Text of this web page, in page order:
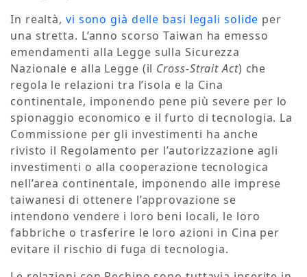
In realtà, vi sono già delle basi legali solide per
una stretta. L’anno scorso Taiwan ha emesso
emendamenti alla Legge sulla Sicurezza
Nazionale e alla Legge (il Cross-Strait Act) che
regola le relazioni tra l’isola e la Cina
continentale, imponendo pene più severe per lo
spionaggio economico e il furto di tecnologia. La
Commissione per gli investimenti ha anche
rivisto il Regolamento per l’autorizzazione agli
investimenti o alla cooperazione tecnologica
nell’area continentale, imponendo alle imprese
taiwanesi di ottenere l’approvazione se
intendono vendere i loro beni locali, le loro
fabbriche o trasferire le loro azioni in Cina per
evitare il rischio di fuga di tecnologia.